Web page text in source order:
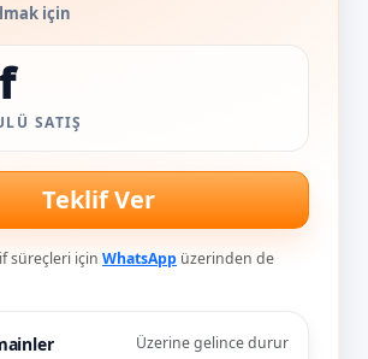
için
SATIŞ
Teklif Ver
süreçleri için WhatsApp üzerinden de
Üzerine gelince durur